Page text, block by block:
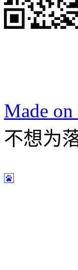
Made on
不想为